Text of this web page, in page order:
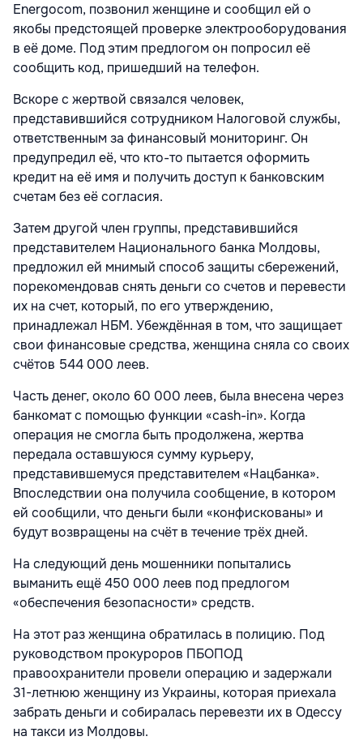
Energocom, позвонил женщине и сообщил ей о
якобы предстоящей проверке электрооборудования
в её доме. Под этим предлогом он попросил её
сообщить код, пришедший на телефон.
Вскоре с жертвой связался человек,
представившийся сотрудником Налоговой службы,
ответственным за финансовый мониторинг. Он
предупредил её, что кто-то пытается оформить
кредит на её имя и получить доступ к банковским
счетам без её согласия.
Затем другой член группы, представившийся
представителем Национального банка Молдовы,
предложил ей мнимый способ защиты сбережений,
порекомендовав снять деньги со счетов и перевести
их на счет, который, по его утверждению,
принадлежал НБМ. Убеждённая в том, что защищает
свои финансовые средства, женщина сняла со своих
счётов 544 000 леев.
Часть денег, около 60 000 леев, была внесена через
банкомат с помощью функции «cash-in». Когда
операция не смогла быть продолжена, жертва
передала оставшуюся сумму курьеру,
представившемуся представителем «Нацбанка».
Впоследствии она получила сообщение, в котором
ей сообщили, что деньги были «конфискованы» и
будут возвращены на счёт в течение трёх дней.
На следующий день мошенники попытались
выманить ещё 450 000 леев под предлогом
«обеспечения безопасности» средств.
На этот раз женщина обратилась в полицию. Под
руководством прокуроров ПБОПОД
правоохранители провели операцию и задержали
31-летнюю женщину из Украины, которая приехала
забрать деньги и собиралась перевезти их в Одессу
на такси из Молдовы.